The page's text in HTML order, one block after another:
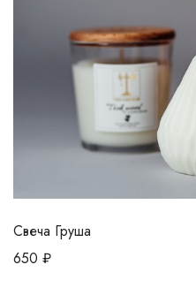
Свеча Груша
650 ₽